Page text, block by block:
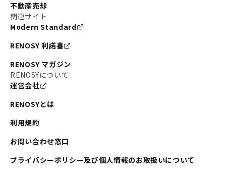
不動産売却
関連サイト
Modern Standard
RENOSY 利諾喜
RENOSY マガジン
RENOSYについて
運営会社
RENOSYとは
利用規約
お問い合わせ窓口
プライバシーポリシー及び個人情報のお取扱いについて